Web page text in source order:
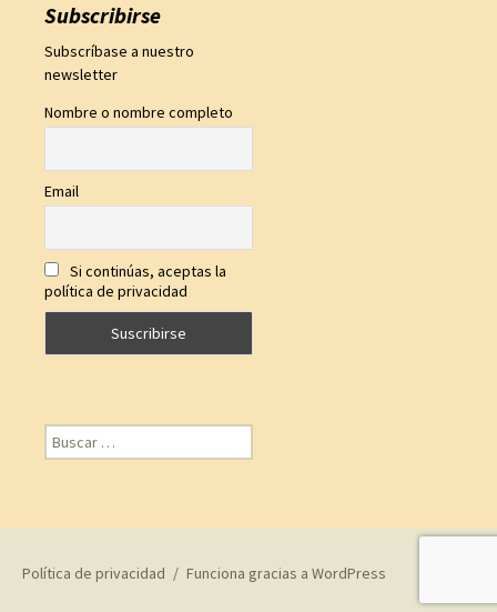
Subscribirse
Subscríbase a nuestro
newsletter
Nombre o nombre completo
Email
Si continúas, aceptas la
política de privacidad
Buscar:
Política de privacidad Funciona gracias a WordPress